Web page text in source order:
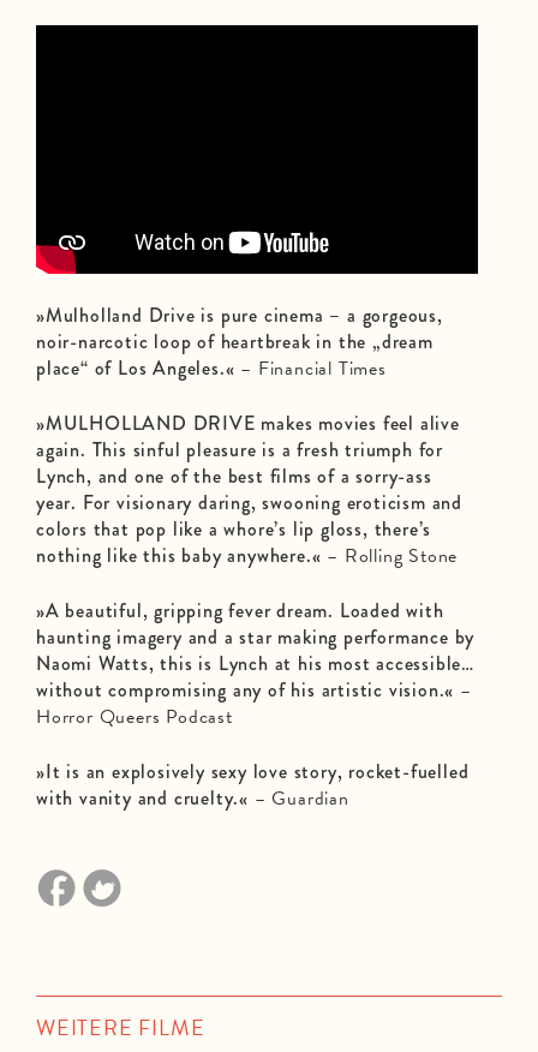
»Mulholland Drive is pure cinema – a gorgeous,
noir-narcotic loop of heartbreak in the „dream
place“ of Los Angeles.« – Financial Times
»MULHOLLAND DRIVE makes movies feel alive
again. This sinful pleasure is a fresh triumph for
Lynch, and one of the best films of a sorry-ass
year. For visionary daring, swooning eroticism and
colors that pop like a whore’s lip gloss, there’s
nothing like this baby anywhere.« – Rolling Stone
»A beautiful, gripping fever dream. Loaded with
haunting imagery and a star making performance by
Naomi Watts, this is Lynch at his most accessible…
without compromising any of his artistic vision.« –
Horror Queers Podcast
»It is an explosively sexy love story, rocket-fuelled
with vanity and cruelty.« – Guardian
WEITERE FILME